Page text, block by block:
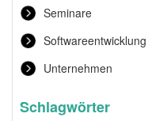
Seminare
Softwareentwicklung
Unternehmen
Schlagwörter